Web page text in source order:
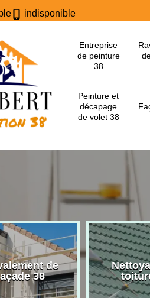
indisponible
Entreprise
de peinture
38
Peinture et
décapage
de volet 38
de
38